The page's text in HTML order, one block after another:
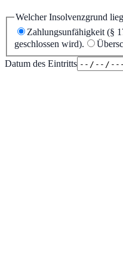
Welcher Insolvenzgrund
Zahlungsunfähigkeit (§
geschlossen wird).
Datum des Eintritts